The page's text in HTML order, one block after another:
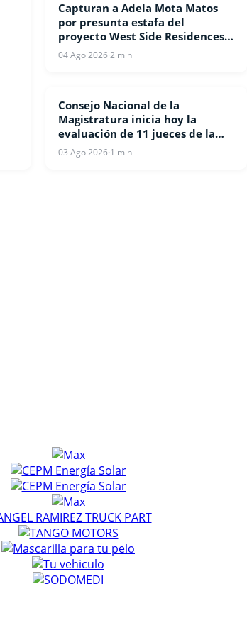
NOTICIAS
Capturan a Adela Mota Matos
por presunta estafa del
proyecto West Side Residences
en Punta Cana
04 Ago 2026·2 min
NACIONALES
Consejo Nacional de la
Magistratura inicia hoy la
evaluación de 11 jueces de la
Suprema Corte de Justicia
03 Ago 2026·1 min